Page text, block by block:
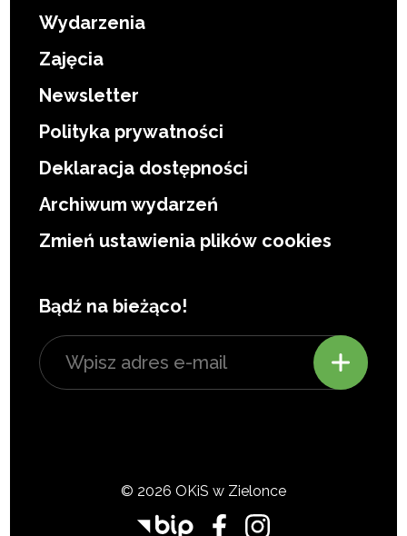
Wydarzenia
Zajęcia
Newsletter
Polityka prywatności
Deklaracja dostępności
Archiwum wydarzeń
Zmień ustawienia plików cookies
Bądź na bieżąco!
© 2026 OKiS w Zielonce